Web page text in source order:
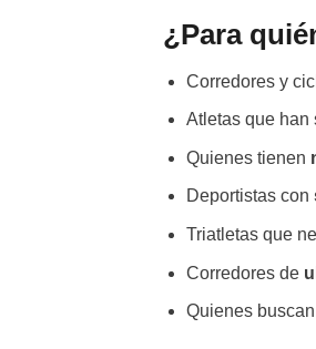
¿Para
Corredores y
Atletas que han
Quienes tienen
Deportistas con
Triatletas que
Corredores de
Quienes